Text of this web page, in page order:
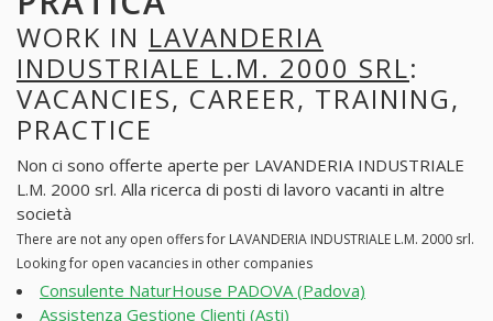
WORK IN LAVANDERIA
INDUSTRIALE L.M. 2000 SRL:
VACANCIES, CAREER, TRAINING,
PRACTICE
Non ci sono offerte aperte per LAVANDERIA INDUSTRIALE
L.M. 2000 srl. Alla ricerca di posti di lavoro vacanti in altre
società
There are not any open offers for LAVANDERIA INDUSTRIALE L.M. 2000 srl.
Looking for open vacancies in other companies
Consulente NaturHouse PADOVA (Padova)
Assistenza Gestione Clienti (Asti)